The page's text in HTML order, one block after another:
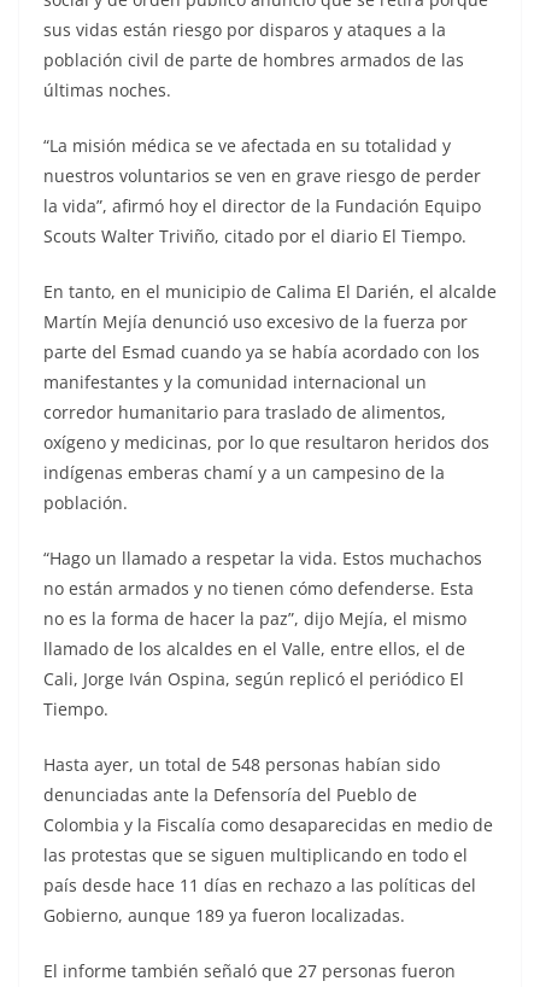
sus vidas están riesgo por disparos y ataques a la
población civil de parte de hombres armados de las
últimas noches.
“La misión médica se ve afectada en su totalidad y
nuestros voluntarios se ven en grave riesgo de perder
la vida”, afirmó hoy el director de la Fundación Equipo
Scouts Walter Triviño, citado por el diario El Tiempo.
En tanto, en el municipio de Calima El Darién, el alcalde
Martín Mejía denunció uso excesivo de la fuerza por
parte del Esmad cuando ya se había acordado con los
manifestantes y la comunidad internacional un
corredor humanitario para traslado de alimentos,
oxígeno y medicinas, por lo que resultaron heridos dos
indígenas emberas chamí y a un campesino de la
población.
“Hago un llamado a respetar la vida. Estos muchachos
no están armados y no tienen cómo defenderse. Esta
no es la forma de hacer la paz”, dijo Mejía, el mismo
llamado de los alcaldes en el Valle, entre ellos, el de
Cali, Jorge Iván Ospina, según replicó el periódico El
Tiempo.
Hasta ayer, un total de 548 personas habían sido
denunciadas ante la Defensoría del Pueblo de
Colombia y la Fiscalía como desaparecidas en medio de
las protestas que se siguen multiplicando en todo el
país desde hace 11 días en rechazo a las políticas del
Gobierno, aunque 189 ya fueron localizadas.
El informe también señaló que 27 personas fueron